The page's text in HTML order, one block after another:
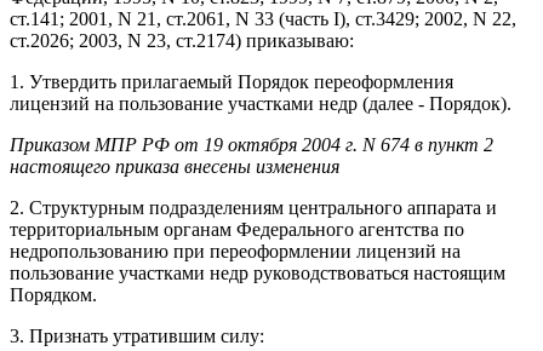
ст.141; 2001, N 21, ст.2061, N 33 (часть I), ст.3429; 2002, N 22,
ст.2026; 2003, N 23, ст.2174) приказываю:
1. Утвердить прилагаемый Порядок переоформления
лицензий на пользование участками недр (далее - Порядок).
Приказом МПР РФ от 19 октября 2004 г. N 674 в пункт 2
настоящего приказа внесены изменения
2. Структурным подразделениям центрального аппарата и
территориальным органам Федерального агентства по
недропользованию при переоформлении лицензий на
пользование участками недр руководствоваться настоящим
Порядком.
3. Признать утратившим силу: